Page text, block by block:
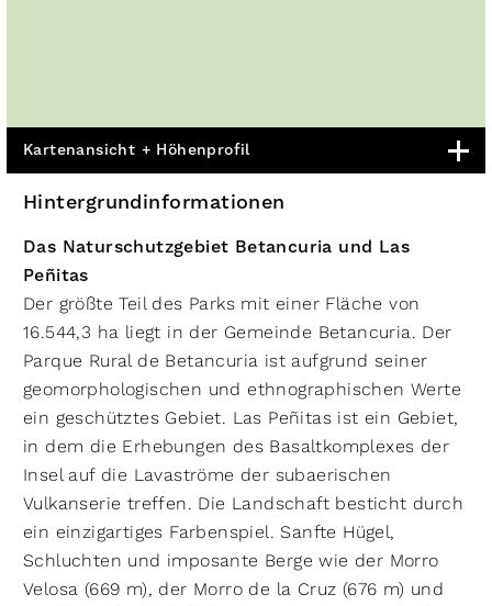
Kartenansicht + Höhenprofil
Hintergrundinformationen
Das Naturschutzgebiet Betancuria und Las
Peñitas
Der größte Teil des Parks mit einer Fläche von
16.544,3 ha liegt in der Gemeinde Betancuria. Der
Parque Rural de Betancuria ist aufgrund seiner
geomorphologischen und ethnographischen Werte
ein geschütztes Gebiet. Las Peñitas ist ein Gebiet,
in dem die Erhebungen des Basaltkomplexes der
Insel auf die Lavaströme der subaerischen
Vulkanserie treffen. Die Landschaft besticht durch
ein einzigartiges Farbenspiel. Sanfte Hügel,
Schluchten und imposante Berge wie der Morro
Velosa (669 m), der Morro de la Cruz (676 m) und